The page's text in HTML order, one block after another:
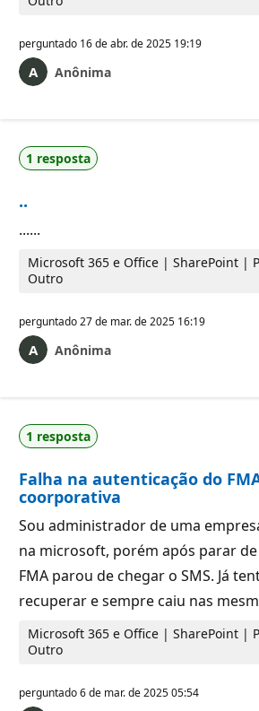
perguntado 16 de abr. de 2025 19:19
Anônima
1 resposta
..
......
Microsoft 365 e Office | SharePoint |
Outro
perguntado27 de mar. de 2025 16:19
Anônima
1 resposta
Falha na autenticação do
coorporativa
Sou administrador de uma
na microsoft, porém após parar de
FMA parou de chegar o SMS. Já
recuperar e sempre caiu nas
Microsoft 365 e Office | SharePoint |
Outro
perguntado6 de mar. de 2025 05:54